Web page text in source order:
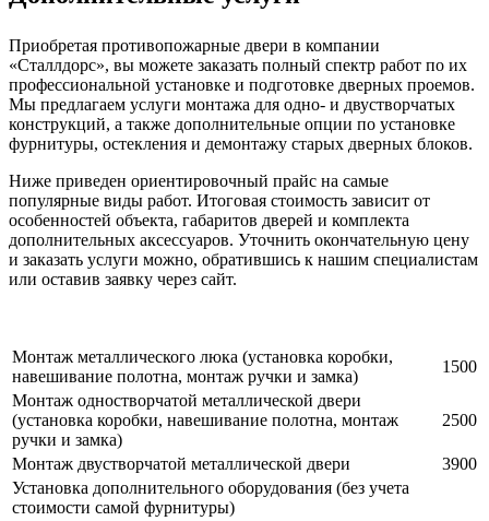
Приобретая противопожарные двери в компании
«Сталлдорс», вы можете заказать полный спектр работ по их
профессиональной установке и подготовке дверных проемов.
Мы предлагаем услуги монтажа для одно- и двустворчатых
конструкций, а также дополнительные опции по установке
фурнитуры, остекления и демонтажу старых дверных блоков.
Ниже приведен ориентировочный прайс на самые
популярные виды работ. Итоговая стоимость зависит от
особенностей объекта, габаритов дверей и комплекта
дополнительных аксессуаров. Уточнить окончательную цену
и заказать услуги можно, обратившись к нашим специалистам
или оставив заявку через сайт.
Монтаж металлического люка (установка коробки,
навешивание полотна, монтаж ручки и замка)
1500
Монтаж одностворчатой металлической двери
(установка коробки, навешивание полотна, монтаж
ручки и замка)
2500
Монтаж двустворчатой металлической двери
3900
Установка дополнительного оборудования (без учета
стоимости самой фурнитуры)